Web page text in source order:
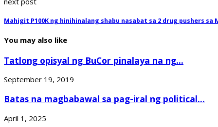
Mahigit P100K ng hinihinalang shabu nasabat sa 2 drug pushers sa
You may also like
Tatlong opisyal ng BuCor pinalaya na ng...
September 19, 2019
Batas na magbabawal sa pag-iral ng political...
April 1, 2025